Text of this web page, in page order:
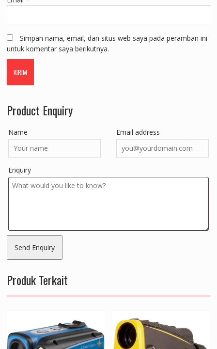
Simpan nama, email, dan situs web saya pada peramban ini
untuk komentar saya berikutnya.
Product Enquiry
Name Email address
Enquiry
Produk Terkait